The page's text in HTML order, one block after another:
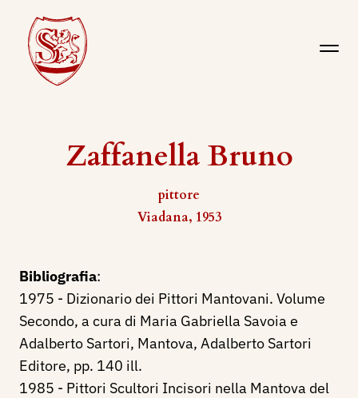
Zaffanella Bruno
pittore
Viadana, 1953
Bibliografia:
1975 - Dizionario dei Pittori Mantovani. Volume
Secondo, a cura di Maria Gabriella Savoia e
Adalberto Sartori, Mantova, Adalberto Sartori
Editore, pp. 140 ill.
1985 - Pittori Scultori Incisori nella Mantova del